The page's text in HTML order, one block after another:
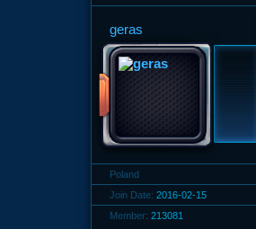
geras
Poland
Join Date: 2016-02-15
Member: 213081